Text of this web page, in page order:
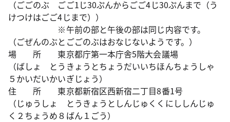
（ごごのぶ ごご1じ30ぷんからごご4じ30ぷんまで（う
けつけはごご4じまで））
※午前の部と午後の部は同じ内容です。
（ごぜんのぶとごごのぶはおなじないようです。）
場 所 東京都庁第一本庁舎5階大会議場
（ばしょ とうきょうとちょうだいいちほんちょうしゃ
５かいだいかいぎじょう）
住 所 東京都新宿区西新宿二丁目8番1号
（じゅうしょ とうきょうとしんじゅくくにししんじゅ
く２ちょうめ８ばん１ごう）